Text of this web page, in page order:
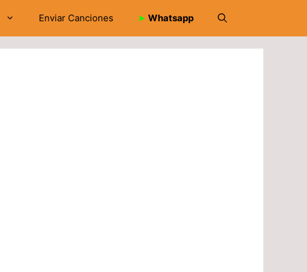
Enviar Canciones ➤ Whatsapp